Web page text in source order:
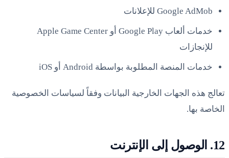
Google AdMob للإعلانات
خدمات ألعاب Google Play أو Apple Game Center
للإنجازات
خدمات المنصة المطلوبة بواسطة Android أو iOS
تعالج هذه الجهات الخارجية البيانات وفقاً لسياسات الخصوصية
الخاصة بها.
12. الوصول إلى الإنترنت